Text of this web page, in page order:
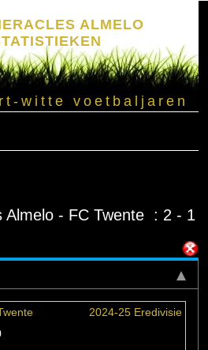
ALMELO
witte voetbaljaren
Almelo - FC Twente : 2 - 1
2024-25 Eredivisie